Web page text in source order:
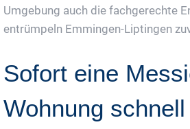
Umgebung auch die fachgerechte
entrümpeln Emmingen-Liptingen
Sofort eine
Wohnung schnell